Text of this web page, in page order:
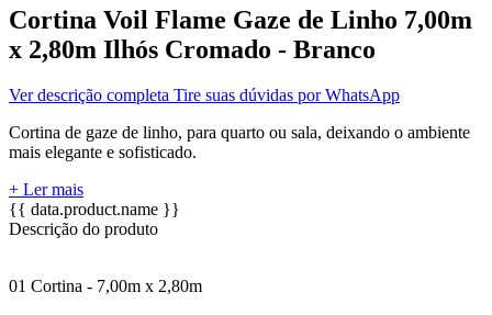
Cortina Voil Flame Gaze de Linho 7,00m
x 2,80m Ilhós Cromado - Branco
Ver descrição completa Tire suas dúvidas por WhatsApp
Cortina de gaze de linho, para quarto ou sala, deixando o ambiente
mais elegante e sofisticado.
+ Ler mais
{{ data.product.name }}
Descrição do produto
01 Cortina - 7,00m x 2,80m